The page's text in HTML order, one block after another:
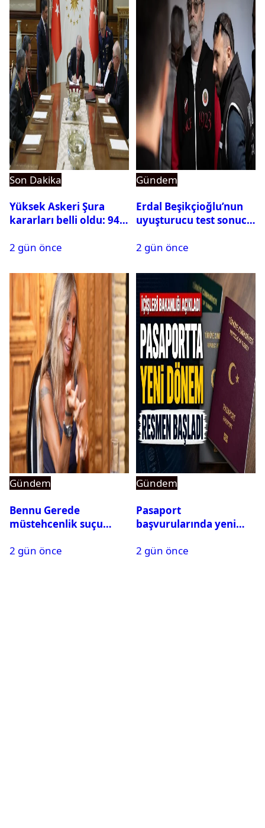
Son Dakika
Yüksek Askeri Şura
kararları belli oldu: 94
2 gün önce
Gündem
Erdal Beşikçioğlu’nun
uyuşturucu test sonucu
2 gün önce
Gündem
Bennu Gerede
müstehcenlik suçu
alındı
2 gün önce
Gündem
Pasaport
başvurularında yeni
2 gün önce